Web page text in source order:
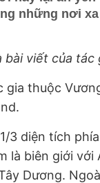
những nơi
bài viết của tác
gia thuộc
3 diện tích
là biên giới với
Dương.